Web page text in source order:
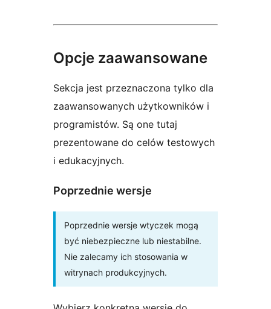
Opcje zaawansowane
Sekcja jest przeznaczona tylko dla
zaawansowanych użytkowników i
programistów. Są one tutaj
prezentowane do celów testowych
i edukacyjnych.
Poprzednie wersje
Poprzednie wersje wtyczek mogą
być niebezpieczne lub niestabilne.
Nie zalecamy ich stosowania w
witrynach produkcyjnych.